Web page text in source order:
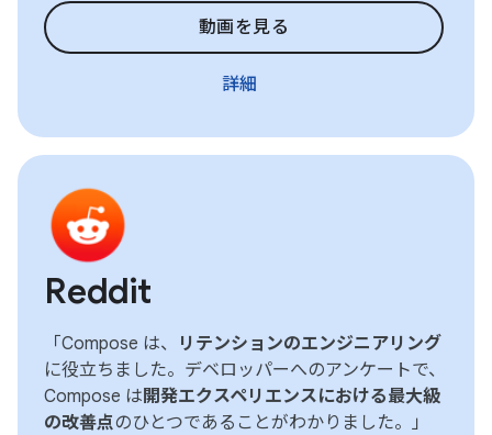
動画を見る
詳細
Reddit
「Compose は、
リテンションのエンジニアリング
に役立ちました。デベロッパーへのアンケートで、
Compose は 開発エクスペリエンスにおける最大級
の改善点のひとつであることがわかりました。」